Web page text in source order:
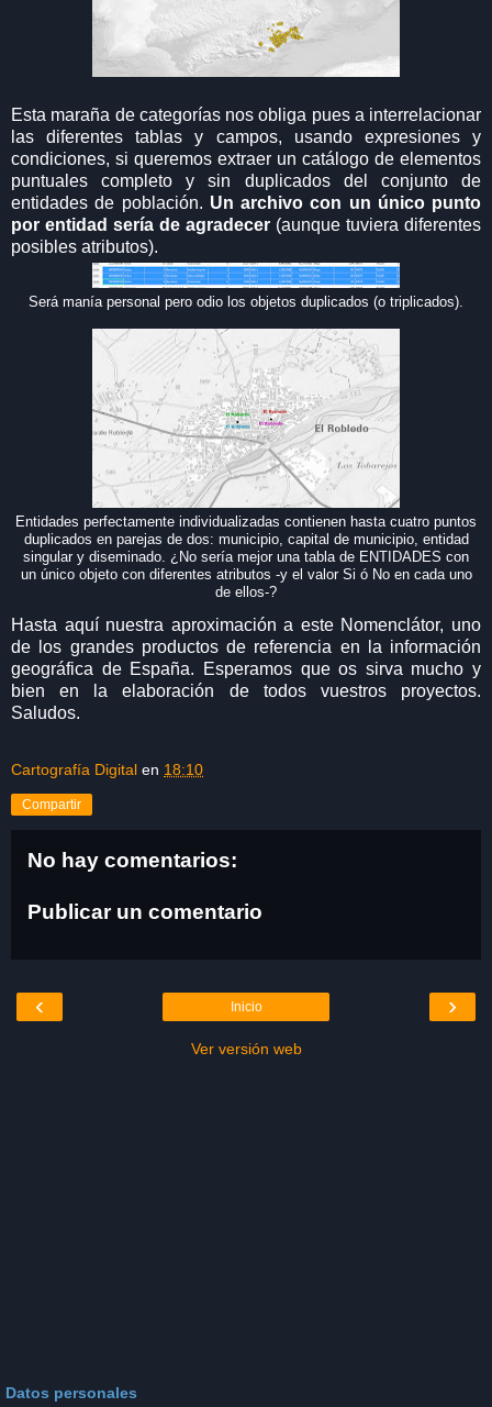
Esta maraña de categorías nos obliga pues a interrelacionar
las diferentes tablas y campos, usando expresiones y
condiciones, si queremos extraer un catálogo de elementos
puntuales completo y sin duplicados del conjunto de
entidades de población. Un archivo con un único punto
por entidad sería de agradecer (aunque tuviera diferentes
posibles atributos).
Será manía personal pero odio los objetos duplicados (o triplicados).
Entidades perfectamente individualizadas contienen hasta cuatro puntos
duplicados en parejas de dos: municipio, capital de municipio, entidad
singular y diseminado. ¿No sería mejor una tabla de ENTIDADES con
un único objeto con diferentes atributos -y el valor Si ó No en cada uno
de ellos-?
Hasta aquí nuestra aproximación a este Nomenclátor, uno
de los grandes productos de referencia en la información
geográfica de España. Esperamos que os sirva mucho y
bien en la elaboración de todos vuestros proyectos.
Saludos.
Cartografía Digital en 18:10
Compartir
No hay comentarios:
Publicar un comentario
‹ ›
Inicio
Ver versión web
Datos personales